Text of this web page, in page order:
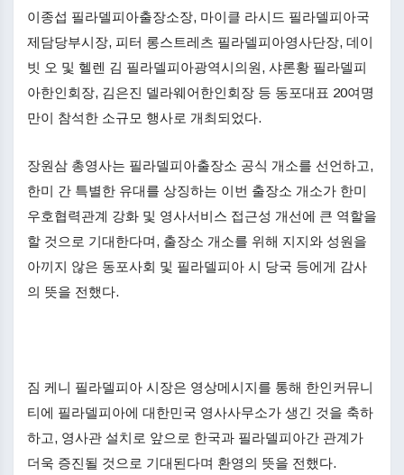
이종섭 필라델피아출장소장, 마이클 라시드 필라델피아국
제담당부시장, 피터 롱스트레츠 필라델피아영사단장, 데이
빗 오 및 헬렌 김 필라델피아광역시의원, 샤론황 필라델피
아한인회장, 김은진 델라웨어한인회장 등 동포대표 20여명
만이 참석한 소규모 행사로 개최되었다.
장원삼 총영사는 필라델피아출장소 공식 개소를 선언하고,
한미 간 특별한 유대를 상징하는 이번 출장소 개소가 한미
우호협력관계 강화 및 영사서비스 접근성 개선에 큰 역할을
할 것으로 기대한다며, 출장소 개소를 위해 지지와 성원을
아끼지 않은 동포사회 및 필라델피아 시 당국 등에게 감사
의 뜻을 전했다.
짐 케니 필라델피아 시장은 영상메시지를 통해 한인커뮤니
티에 필라델피아에 대한민국 영사사무소가 생긴 것을 축하
하고, 영사관 설치로 앞으로 한국과 필라델피아간 관계가
더욱 증진될 것으로 기대된다며 환영의 뜻을 전했다.